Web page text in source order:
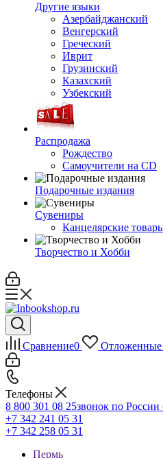
Другие языки
Азербайджанский
Венгерский
Греческий
Иврит
Грузинский
Казахский
Узбекский
Распродажа
Рождество
Самоучители на CD
Подарочные издания
Сувениры
Канцелярские
Творчество и Хобби
Сравнение0 Отложенные
Телефоны
8 800 301 08 25звонок по России
+7 342 241 05 31
+7 342 258 05 31
Пермь